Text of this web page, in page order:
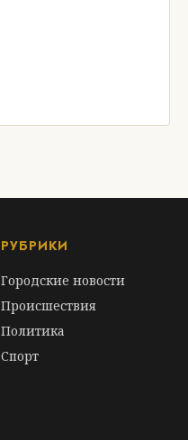
РУБРИКИ
Городские новости
Происшествия
Политика
Спорт